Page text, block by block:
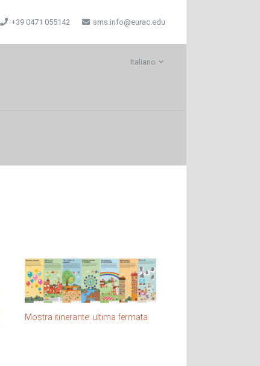
+39 0471 055142 sms.info@eurac.edu
Italiano
Mostra itinerante: ultima fermata